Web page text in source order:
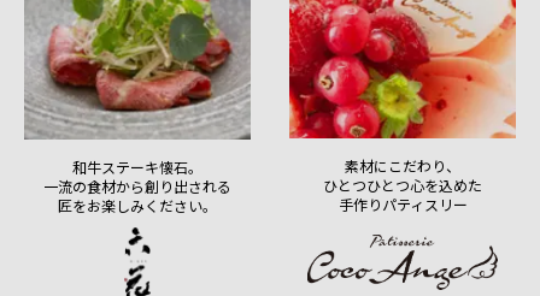
和牛ステーキ懐石。
一流の食材から創り出される
匠をお楽しみください。
素材にこだわり、
ひとつひとつ心を込めた
手作りパティスリー